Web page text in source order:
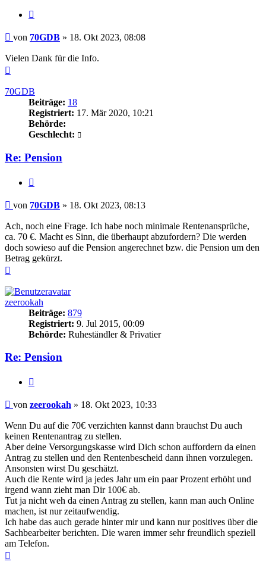
Beitrag
von 70GDB » 18. Okt 2023, 08:08
Vielen Dank für die Info.
70GDB
Beiträge: 18
Registriert: 17. Mär 2020, 10:21
Behörde:
Geschlecht:
Re: Pension
Beitrag
von 70GDB » 18. Okt 2023, 08:13
Ach, noch eine Frage. Ich habe noch minimale Rentenansprüche,
ca. 70 €. Macht es Sinn, die überhaupt abzufordern? Die werden
doch sowieso auf die Pension angerechnet bzw. die Pension um den
Betrag gekürzt.
zeerookah
Beiträge: 879
Registriert: 9. Jul 2015, 00:09
Behörde: Ruheständler & Privatier
Re: Pension
Beitrag
von zeerookah » 18. Okt 2023, 10:33
Wenn Du auf die 70€ verzichten kannst dann brauchst Du auch
keinen Rentenantrag zu stellen.
Aber deine Versorgungskasse wird Dich schon auffordern da einen
Antrag zu stellen und den Rentenbescheid dann ihnen vorzulegen.
Ansonsten wirst Du geschätzt.
Auch die Rente wird ja jedes Jahr um ein paar Prozent erhöht und
irgend wann zieht man Dir 100€ ab.
Tut ja nicht weh da einen Antrag zu stellen, kann man auch Online
machen, ist nur zeitaufwendig.
Ich habe das auch gerade hinter mir und kann nur positives über die
Sachbearbeiter berichten. Die waren immer sehr freundlich speziell
am Telefon.